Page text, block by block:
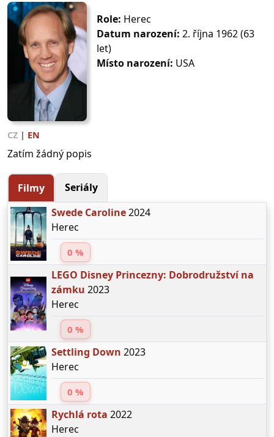
Role: Herec
Datum narození: 2. října 1962 (63
let)
Místo narození: USA
CZ | EN
Zatím žádný popis
Filmy
Seriály
Swede Caroline2024
Herec
0 %
LEGO Disney Princezny: Dobrodružství na
zámku 2023
Herec
0 %
Settling Down 2023
Herec
0 %
Rychlá rota 2022
Herec